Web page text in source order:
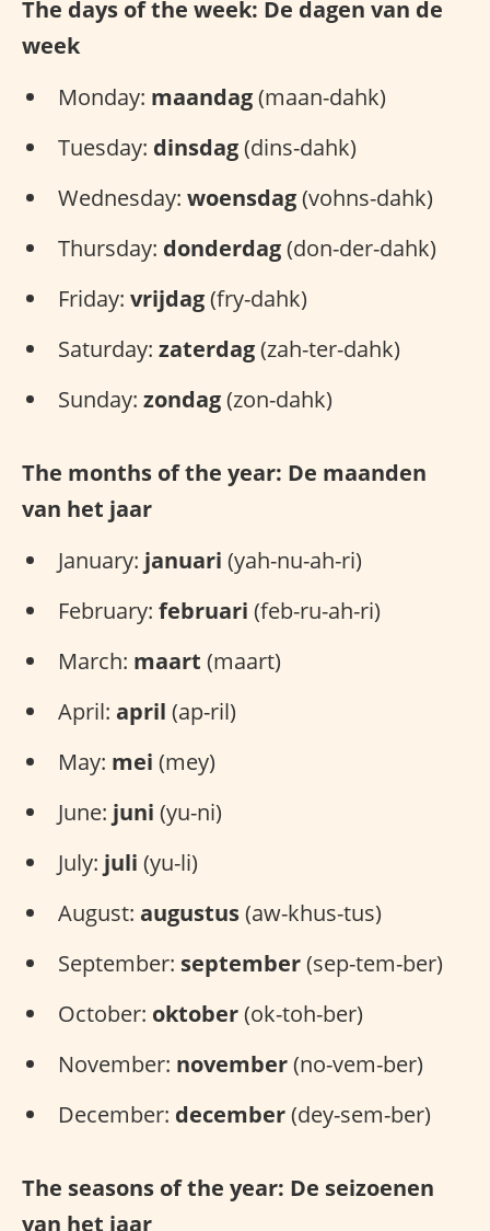
The days of the week: De dagen van de
week
Monday: maandag(maan-dahk)
Tuesday: dinsdag(dins-dahk)
Wednesday: woensdag(vohns-dahk)
Thursday: donderdag(don-der-dahk)
Friday: vrijdag(fry-dahk)
Saturday: zaterdag(zah-ter-dahk)
Sunday: zondag(zon-dahk)
The months of the year: De maanden
van het jaar
January: januari (yah-nu-ah-ri)
February: februari (feb-ru-ah-ri)
March: maart (maart)
April: april (ap-ril)
May: mei (mey)
June: juni (yu-ni)
July: juli (yu-li)
August: augustus(aw-khus-tus)
September: september(sep-tem-ber)
October: oktober(ok-toh-ber)
November: november(no-vem-ber)
December: december(dey-sem-ber)
The seasons of the year: De seizoenen
van het jaar